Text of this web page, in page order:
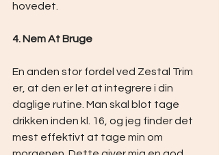
hovedet.
4. Nem At Bruge
En anden stor fordel ved Zestal Trim
er, at den er let at integrere i din
daglige rutine. Man skal blot tage
drikken inden kl. 16, og jeg finder det
mest effektivt at tage min om